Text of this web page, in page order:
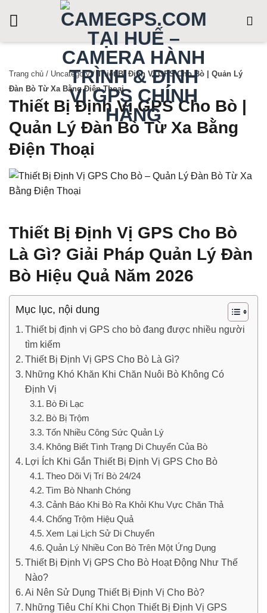
Trang chủ / Uncategory/ Thiết Bị Định Vị GPS Cho Bò | Quản Lý
Đàn Bò Từ Xa Bằng Điện Thoại
Thiết Bị Định Vị GPS Cho Bò |
Quản Lý Đàn Bò Từ Xa Bằng
Điện Thoại
Thiết Bị Định Vị GPS Cho Bò
Là Gì? Giải Pháp Quản Lý Đàn
Bò Hiệu Quả Năm 2026
Mục lục, nội dung
Thiết bị định vị GPS cho bò đang được nhiều người
tìm kiếm
Thiết Bị Định Vị GPS Cho Bò Là Gì?
Những Khó Khăn Khi Chăn Nuôi Bò Không Có
Định Vị
Bò Đi Lạc
Bò Bị Trộm
Tốn Nhiều Công Sức Quản Lý
Không Biết Tình Trạng Di Chuyển Của Bò
Lợi Ích Khi Gắn Thiết Bị Định Vị GPS Cho Bò
Theo Dõi Vị Trí Bò 24/24
Tìm Bò Nhanh Chóng
Cảnh Báo Khi Bò Ra Khỏi Khu Vực Chăn Thả
Chống Trộm Hiệu Quả
Xem Lại Lịch Sử Di Chuyển
Quản Lý Nhiều Con Bò Trên Một Ứng Dụng
Thiết Bị Định Vị GPS Cho Bò Hoạt Động Như Thế
Nào?
Ai Nên Sử Dụng Thiết Bị Định Vị Cho Bò?
Những Tiêu Chí Khi Chọn Thiết Bị Định Vị GPS